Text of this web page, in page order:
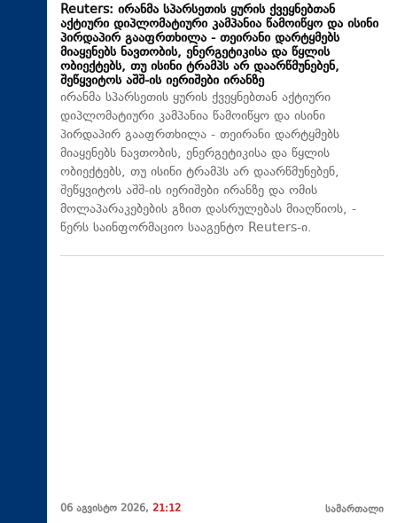
Reuters: ირანმა სპარსეთის ყურის ქვეყნებთან
აქტიური დიპლომატიური კამპანია წამოიწყო და ისინი
პირდაპირ გააფრთხილა - თეირანი დარტყმებს
მიაყენებს ნავთობის, ენერგეტიკისა და წყლის
ობიექტებს, თუ ისინი ტრამპს არ დაარწმუნებენ,
შეწყვიტოს აშშ-ის იერიშები ირანზე
ირანმა სპარსეთის ყურის ქვეყნებთან აქტიური
დიპლომატიური კამპანია წამოიწყო და ისინი
პირდაპირ გააფრთხილა - თეირანი დარტყმებს
მიაყენებს ნავთობის, ენერგეტიკისა და წყლის
ობიექტებს, თუ ისინი ტრამპს არ დაარწმუნებენ,
შეწყვიტოს აშშ-ის იერიშები ირანზე და ომის
მოლაპარაკებების გზით დასრულებას მიაღწიოს, -
წერს საინფორმაციო სააგენტო Reuters-ი.
06 აგვისტო 2026, 21:12 სამართალი